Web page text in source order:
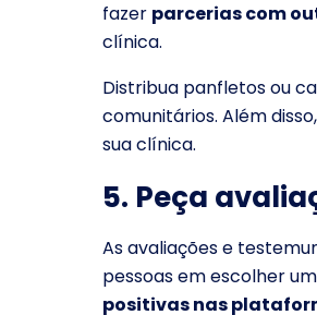
fazer parcerias com
clínica.
Distribua panfletos ou
comunitários. Além
sua clínica.
5. Peça
As avaliações e
pessoas em escolher
positivas nas